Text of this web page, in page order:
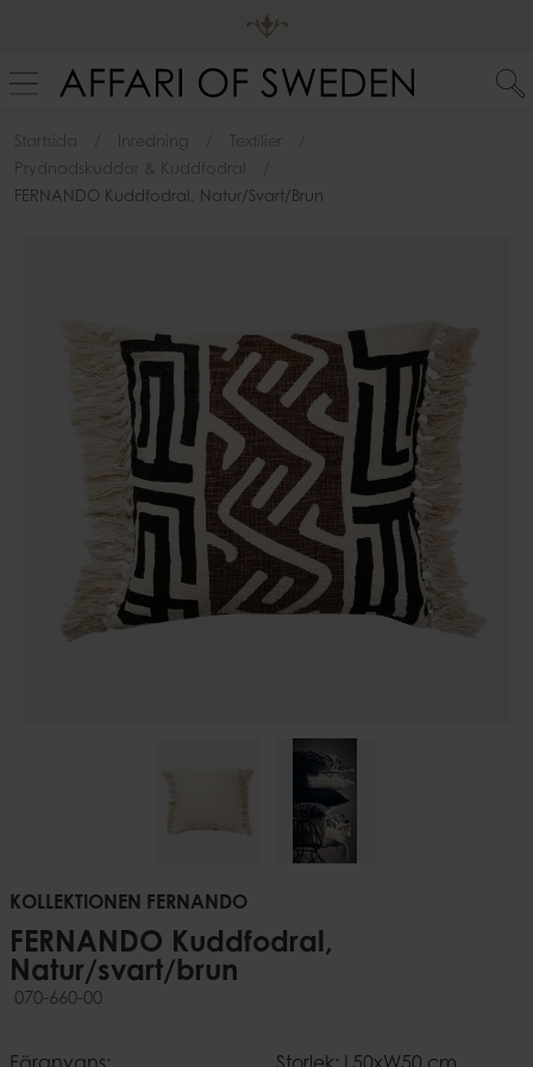
Startsida Inredning
Textilier
Prydnadskuddar & Kuddfodral
FERNANDO Kuddfodral, Natur/svart/brun
KOLLEKTIONEN FERNANDO
FERNANDO Kuddfodral,
Natur/svart/brun
070-660-00